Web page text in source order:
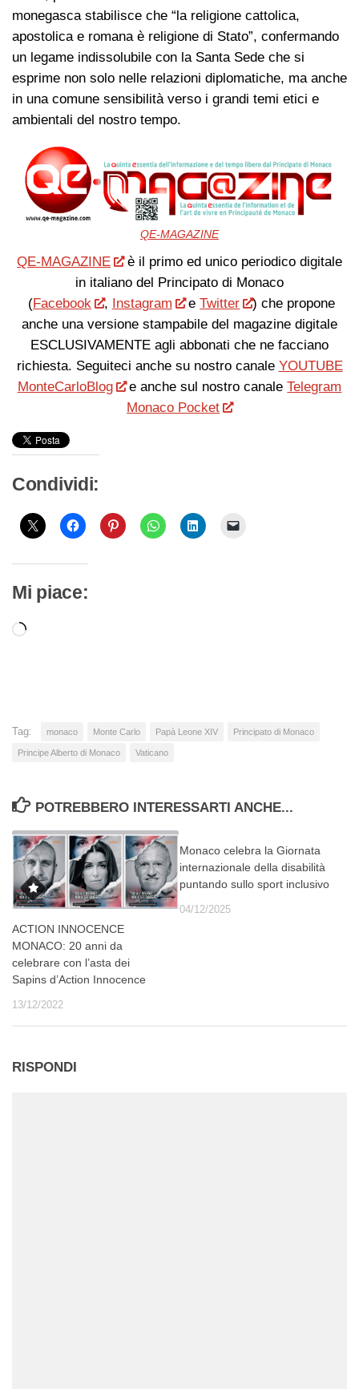
monegasca stabilisce che “la religione cattolica,
apostolica e romana è religione di Stato”, confermando
un legame indissolubile con la Santa Sede che si
esprime non solo nelle relazioni diplomatiche, ma anche
in una comune sensibilità verso i grandi temi etici e
ambientali del nostro tempo.
QE-MAGAZINE
QE-MAGAZINE
è il primo ed unico periodico digitale
in italiano del Principato di Monaco
(Facebook , Instagram eTwitter
) che propone
anche una versione stampabile del magazine digitale
ESCLUSIVAMENTE agli abbonati che ne facciano
richiesta. Seguiteci anche su nostro canale YOUTUBE
MonteCarloBlog
e anche sul nostro canaleTelegram
Monaco Pocket
Condividi:
Mi piace:
Caricamento
Tag: monaco Monte Carlo Papà Leone XIV Principato di Monaco
Principe Alberto di Monaco Vaticano
POTREBBERO INTERESSARTI ANCHE...
ACTION INNOCENCE
MONACO: 20 anni da
celebrare con l’asta dei
Sapins d’Action Innocence
13/12/2022
Monaco celebra la Giornata
internazionale della disabilità
puntando sullo sport inclusivo
04/12/2025
RISPONDI